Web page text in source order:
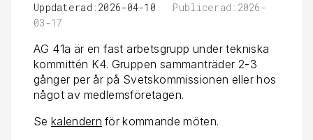
Uppdaterad:2026-04-10
Publicerad:2026-
03-17
AG 41a är en fast arbetsgrupp under tekniska
kommittén K4. Gruppen sammanträder 2-3
gånger per år på Svetskommissionen eller hos
något av medlemsföretagen.
Se kalendern för kommande möten.